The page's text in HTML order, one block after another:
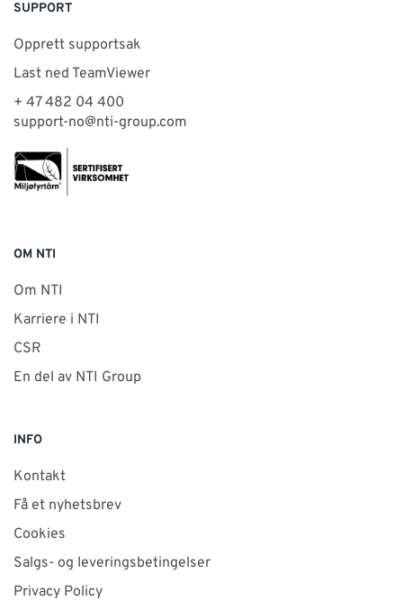
SUPPORT
Opprett supportsak
Last ned TeamViewer
+ 47 482 04 400
support-no@nti-group.com
OM NTI
Om NTI
Karriere i NTI
CSR
En del av NTI Group
INFO
Kontakt
Få et nyhetsbrev
Cookies
Salgs- og leveringsbetingelser
Privacy Policy